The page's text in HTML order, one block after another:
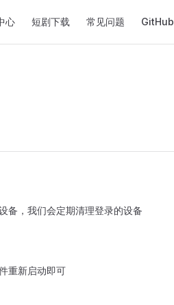
心 短剧下载 常见问题 GitHub
备，我们会定期清理登录的设备
重新启动即可